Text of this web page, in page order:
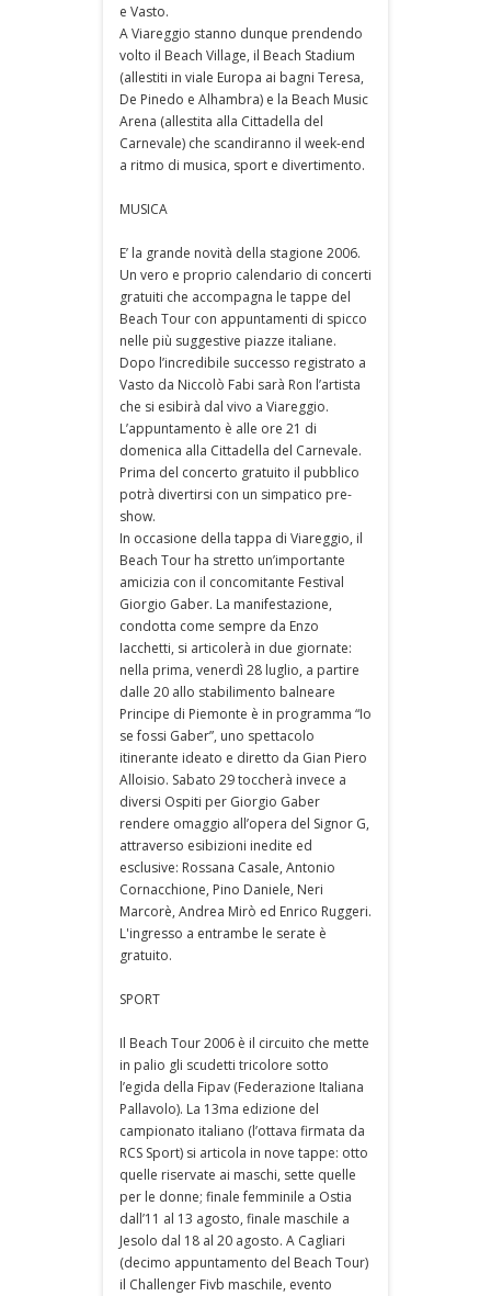
e Vasto.
A Viareggio stanno dunque prendendo
volto il Beach Village, il Beach Stadium
(allestiti in viale Europa ai bagni Teresa,
De Pinedo e Alhambra) e la Beach Music
Arena (allestita alla Cittadella del
Carnevale) che scandiranno il week-end
a ritmo di musica, sport e divertimento.
MUSICA
E’ la grande novità della stagione 2006.
Un vero e proprio calendario di concerti
gratuiti che accompagna le tappe del
Beach Tour con appuntamenti di spicco
nelle più suggestive piazze italiane.
Dopo l’incredibile successo registrato a
Vasto da Niccolò Fabi sarà Ron l’artista
che si esibirà dal vivo a Viareggio.
L’appuntamento è alle ore 21 di
domenica alla Cittadella del Carnevale.
Prima del concerto gratuito il pubblico
potrà divertirsi con un simpatico pre-
show.
In occasione della tappa di Viareggio, il
Beach Tour ha stretto un’importante
amicizia con il concomitante Festival
Giorgio Gaber. La manifestazione,
condotta come sempre da Enzo
Iacchetti, si articolerà in due giornate:
nella prima, venerdì 28 luglio, a partire
dalle 20 allo stabilimento balneare
Principe di Piemonte è in programma “Io
se fossi Gaber”, uno spettacolo
itinerante ideato e diretto da Gian Piero
Alloisio. Sabato 29 toccherà invece a
diversi Ospiti per Giorgio Gaber
rendere omaggio all’opera del Signor G,
attraverso esibizioni inedite ed
esclusive: Rossana Casale, Antonio
Cornacchione, Pino Daniele, Neri
Marcorè, Andrea Mirò ed Enrico Ruggeri.
L'ingresso a entrambe le serate è
gratuito.
SPORT
Il Beach Tour 2006 è il circuito che mette
in palio gli scudetti tricolore sotto
l’egida della Fipav (Federazione Italiana
Pallavolo). La 13ma edizione del
campionato italiano (l’ottava firmata da
RCS Sport) si articola in nove tappe: otto
quelle riservate ai maschi, sette quelle
per le donne; finale femminile a Ostia
dall’11 al 13 agosto, finale maschile a
Jesolo dal 18 al 20 agosto. A Cagliari
(decimo appuntamento del Beach Tour)
il Challenger Fivb maschile, evento